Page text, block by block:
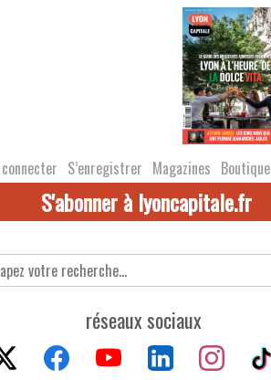
S’enregistrer Magazines Boutique
S'abonner à lyoncapitale.fr
réseaux sociaux